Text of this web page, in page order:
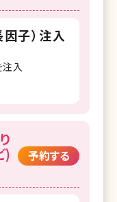
子）注入
注入
)
予約する